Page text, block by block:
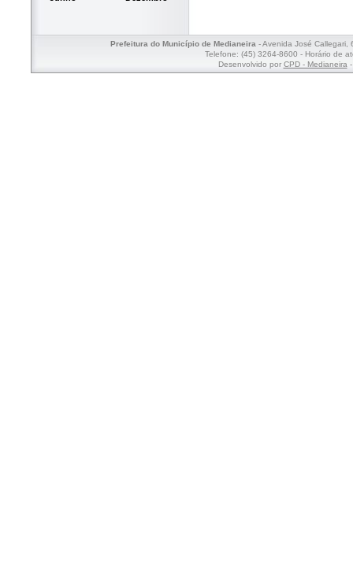
Prefeitura do Município de Medianeira- Avenida José Callegari,
Telefone: (45) 3264-8600 - Horário de
Desenvolvido por CPD - Medianeira-